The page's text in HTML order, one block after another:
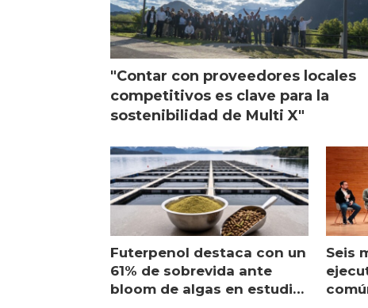
"Contar con proveedores locales
competitivos es clave para la
sostenibilidad de Multi X"
Futerpenol destaca con un
61% de sobrevida ante
bloom de algas en estudio
Seis